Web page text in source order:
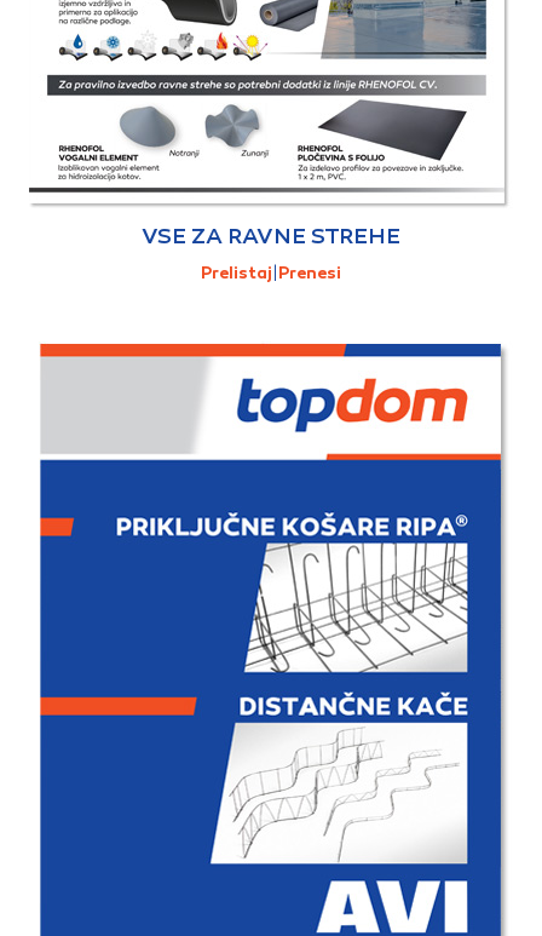
VSE ZA RAVNE STREHE
Prelistaj Prenesi